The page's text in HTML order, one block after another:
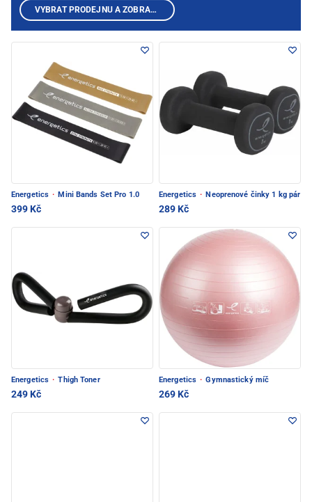
Energetics · Mini Bands Set Pro 1.0
399 Kč
Energetics · Neoprenové činky 1 kg pár
289 Kč
Energetics · Thigh Toner
249 Kč
Energetics · Gymnastický míč
269 Kč
VYBRAT PRODEJNU A ZOBRAZIT PRODUKTY